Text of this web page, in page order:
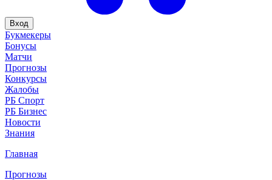
Вход
Букмекеры
Бонусы
Матчи
Прогнозы
Конкурсы
Жалобы
РБ Спорт
РБ Бизнес
Новости
Знания
Главная
Прогнозы